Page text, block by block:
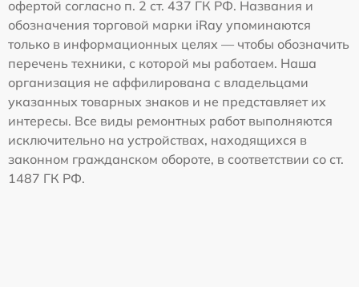
офертой согласно п. 2 ст. 437 ГК РФ. Названия и
обозначения торговой марки iRay упоминаются
только в информационных целях — чтобы обозначить
перечень техники, с которой мы работаем. Наша
организация не аффилирована с владельцами
указанных товарных знаков и не представляет их
интересы. Все виды ремонтных работ выполняются
исключительно на устройствах, находящихся в
законном гражданском обороте, в соответствии со ст.
1487 ГК РФ.